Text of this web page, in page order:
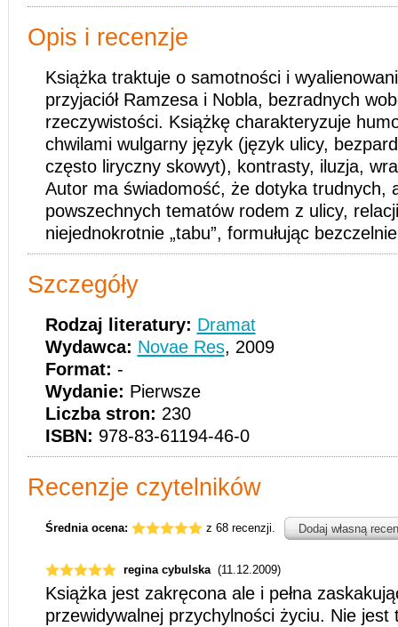
Opis i recenzje
Książka traktuje o samotności i
przyjaciół Ramzesa i Nobla, bezradnych
rzeczywistości. Książkę charakteryzuje
chwilami wulgarny język (język ulicy,
często liryczny skowyt), kontrasty, iluzja,
Autor ma świadomość, że dotyka trudnych,
powszechnych tematów rodem z ulicy,
niejednokrotnie „tabu”, formułując
Szczegóły
Rodzaj literatury: Dramat
Wydawca: Novae Res, 2009
Format: -
Wydanie: Pierwsze
Liczba stron: 230
ISBN: 978-83-61194-46-0
Recenzje czytelników
Średnia ocena: z 68 recenzji. Dodaj własną
regina cybulska (11.12.2009)
Książka jest zakręcona ale i pełna
przewidywalnej przychylności życiu. Nie jest